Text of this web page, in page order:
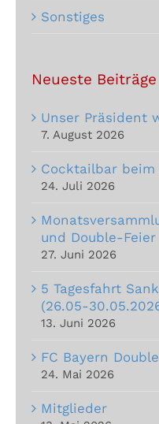
Sonstiges
Neueste Beiträge
Unser Präsident
7. August 2026
Cocktailbar
24. Juli 2026
und Double-Feier
27. Juni 2026
5 Tagesfahrt
(26.05-
13. Juni 2026
FC Bayern
24. Mai 2026
Mitglieder